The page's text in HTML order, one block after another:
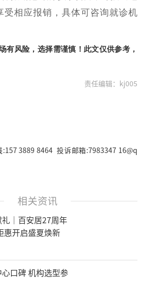
受相应报销，具体可咨询就诊机
有风险，选择需谨慎！此文仅供参考，
责任编辑：kj005
3889 8464 投诉邮箱:7983347 16@q
相关资讯
｜百安居27周年
惠开启盛夏焕新
口碑 机构选型参